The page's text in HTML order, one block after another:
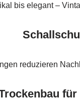
bis elegant –
reduzieren